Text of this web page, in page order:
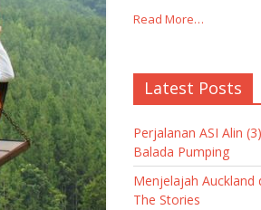
Read More…
Latest Posts
Perjalanan ASI Alin
Balada Pumping
Menjelajah Auckland
The Stories